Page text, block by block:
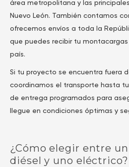
área metropolitana y las
Nuevo León. También contamos
ofrecemos envíos a toda la
que puedes recibir tu
país.
Si tu proyecto se encuentra fuera
coordinamos el transporte hasta
de entrega programados para
llegue en condiciones óptimas y
¿Cómo elegir entre
diésel y uno eléctrico?